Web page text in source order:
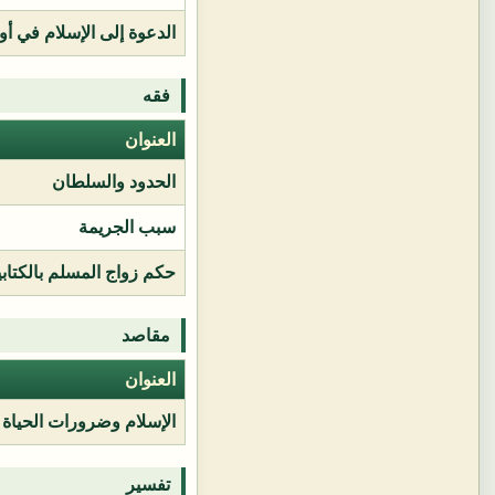
الدعوة إلى الإسلام في
فقه
العنوان
الحدود والسلطان
سبب الجريمة
حكم زواج المسلم
مقاصد
العنوان
الإسلام وضرورات الحياة
تفسير